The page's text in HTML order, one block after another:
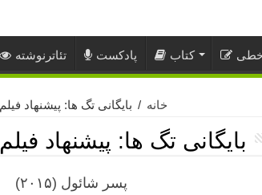
تئاترنوشته پادکست کتاب
خانه / بایگانی تگ ها: پیشنهاد فیلم
بایگانی تگ ها: پیشنهاد فیلم
پسر شائول (۲۰۱۵)